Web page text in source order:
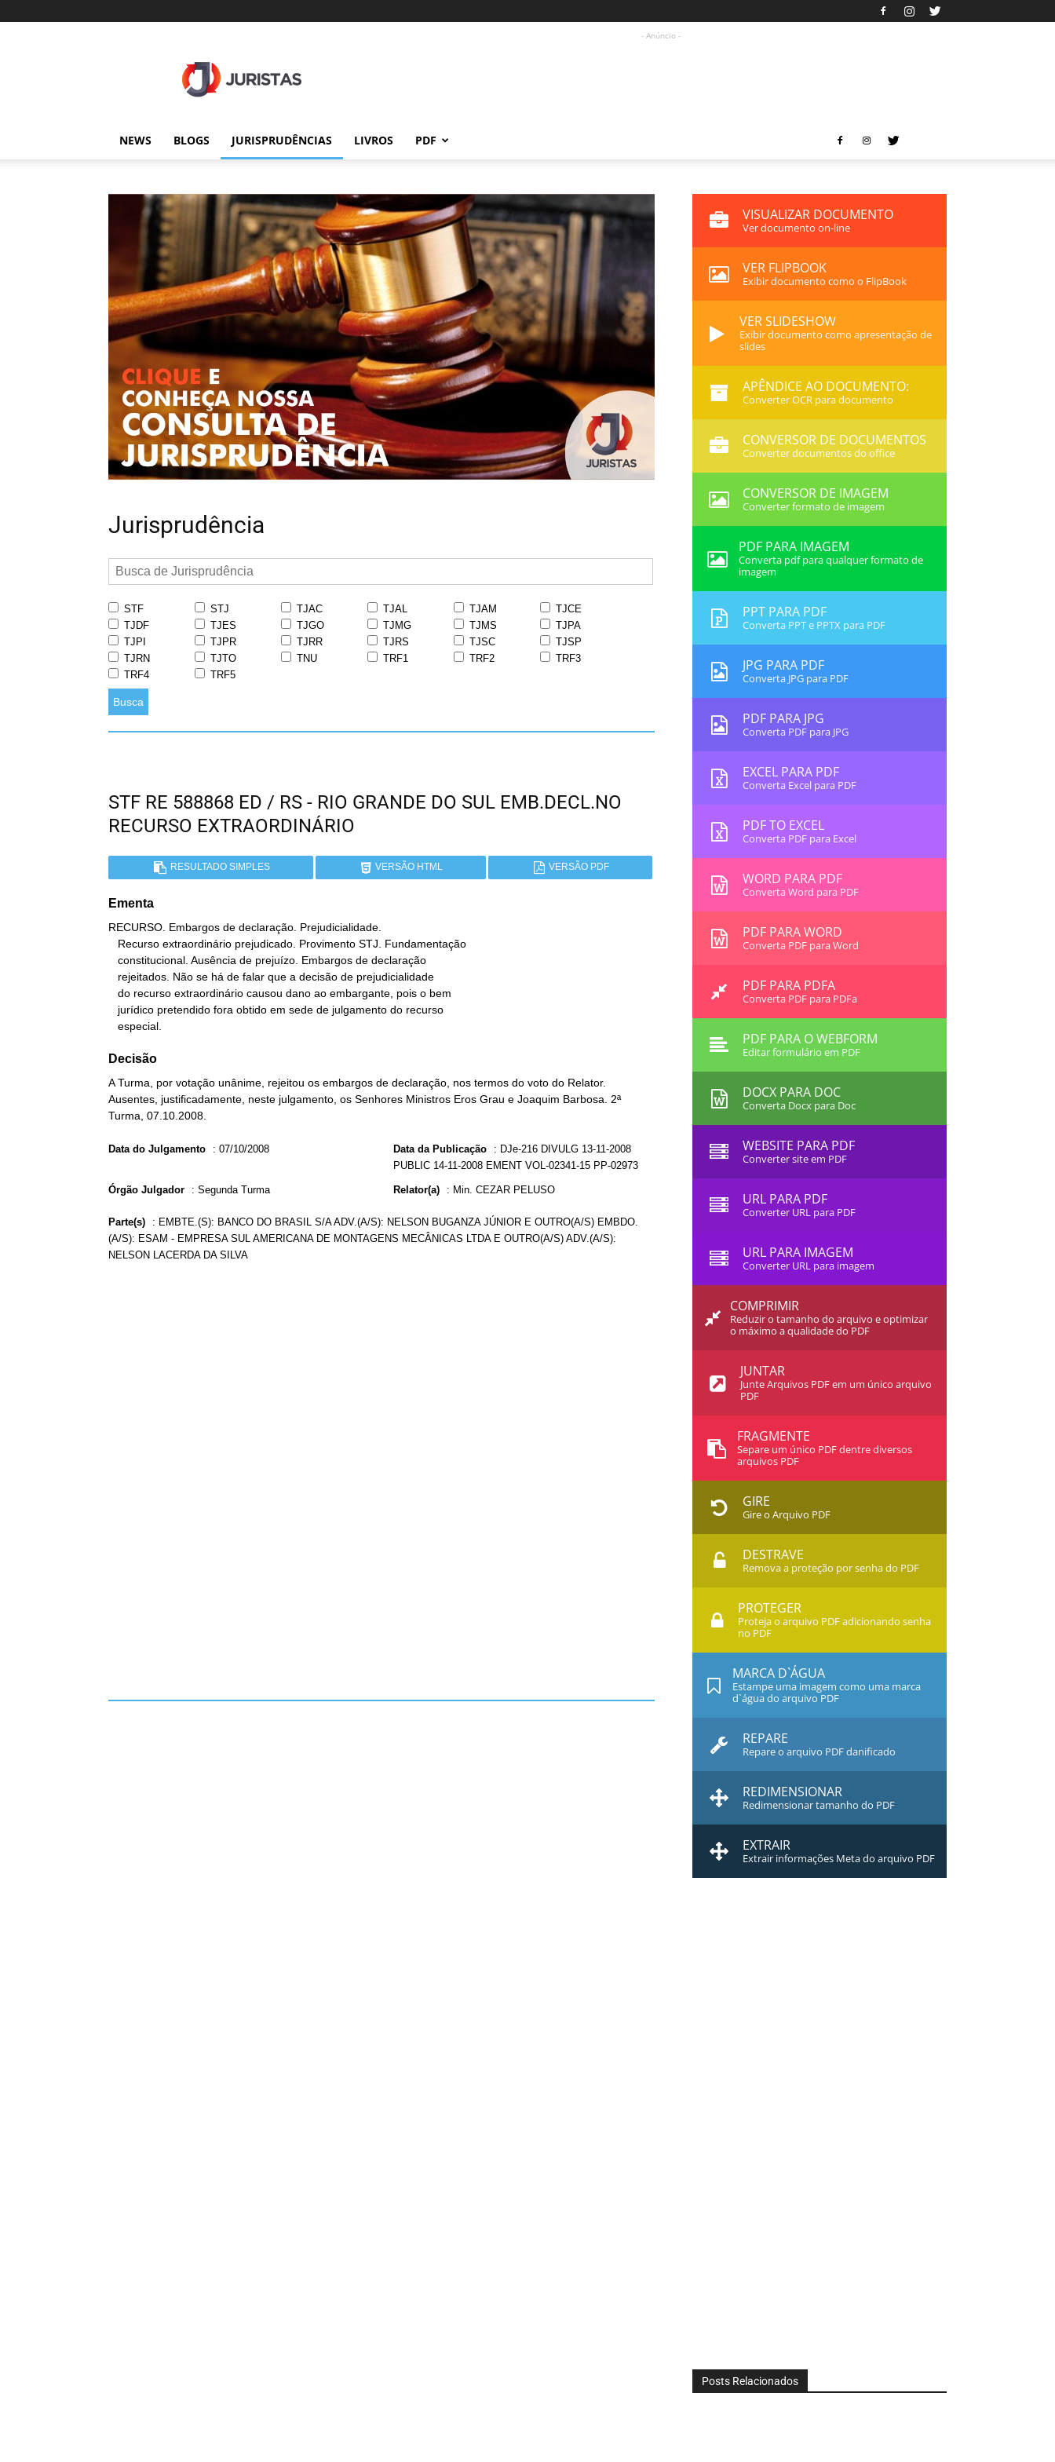
- Anúncio -
NEWS BLOGS JURISPRUDÊNCIAS LIVROS PDF
Jurisprudência
STF STJ TJAC TJAL TJAM
TJCE
TJDF
TJES TJGO TJMG TJMS
TJPA
TJPI
TJPR TJRR TJRS TJSC
TJSP
TJRN
TJTO TNU TRF1 TRF2
TRF3
TRF4
TRF5
Busca
STF RE 588868 ED / RS - RIO GRANDE DO SUL EMB.DECL.NO
RECURSO EXTRAORDINÁRIO
RESULTADO SIMPLES VERSÃO HTML VERSÃO PDF
Ementa
RECURSO. Embargos de declaração. Prejudicialidade.
   especial.
Decisão
A Turma, por votação unânime, rejeitou os embargos de declaração, nos termos do voto do Relator.
Ausentes, justificadamente, neste julgamento, os Senhores Ministros Eros Grau e Joaquim Barbosa. 2ª
Turma, 07.10.2008.
Data do Julgamento : 07/10/2008 Data da Publicação : DJe-216 DIVULG 13-11-2008
PUBLIC 14-11-2008 EMENT VOL-02341-15 PP-02973
Órgão Julgador : Segunda Turma Relator(a) : Min. CEZAR PELUSO
Parte(s) : EMBTE.(S): BANCO DO BRASIL S/A ADV.(A/S): NELSON BUGANZA JÚNIOR E OUTRO(A/S) EMBDO.
(A/S): ESAM - EMPRESA SUL AMERICANA DE MONTAGENS MECÂNICAS LTDA E OUTRO(A/S) ADV.(A/S):
NELSON LACERDA DA SILVA
VISUALIZAR DOCUMENTO
Ver documento on-line
VER FLIPBOOK
Exibir documento como o FlipBook
VER SLIDESHOW
Exibir documento como apresentação de
slides
APÊNDICE AO DOCUMENTO:
Converter OCR para documento
CONVERSOR DE DOCUMENTOS
Converter documentos do office
CONVERSOR DE IMAGEM
Converter formato de imagem
PDF PARA IMAGEM
Converta pdf para qualquer formato de
imagem
PPT PARA PDF
Converta PPT e PPTX para PDF
JPG PARA PDF
Converta JPG para PDF
PDF PARA JPG
Converta PDF para JPG
EXCEL PARA PDF
Converta Excel para PDF
PDF TO EXCEL
Converta PDF para Excel
WORD PARA PDF
Converta Word para PDF
PDF PARA WORD
Converta PDF para Word
PDF PARA PDFA
Converta PDF para PDFa
PDF PARA O WEBFORM
Editar formulário em PDF
DOCX PARA DOC
Converta Docx para Doc
WEBSITE PARA PDF
Converter site em PDF
URL PARA PDF
Converter URL para PDF
URL PARA IMAGEM
Converter URL para imagem
COMPRIMIR
Reduzir o tamanho do arquivo e optimizar
o máximo a qualidade do PDF
JUNTAR
Junte Arquivos PDF em um único arquivo
PDF
FRAGMENTE
Separe um único PDF dentre diversos
arquivos PDF
GIRE
Gire o Arquivo PDF
DESTRAVE
Remova a proteção por senha do PDF
PROTEGER
Proteja o arquivo PDF adicionando senha
no PDF
MARCA D`ÁGUA
Estampe uma imagem como uma marca
d`água do arquivo PDF
REPARE
Repare o arquivo PDF danificado
REDIMENSIONAR
Redimensionar tamanho do PDF
EXTRAIR
Extrair informações Meta do arquivo PDF
Posts Relacionados